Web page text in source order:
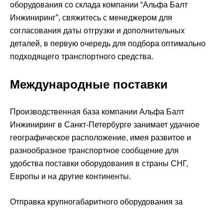
оборудования со склада компании “Альфа Балт
Инжиниринг”, свяжитесь с менеджером для
согласования даты отгрузки и дополнительных
деталей, в первую очередь для подбора оптимально
подходящего транспортного средства.
Международные поставки
Производственная база компании Альфа Балт
Инжиниринг в Санкт-Петербурге занимает удачное
географическое расположение, имея развитое и
разнообразное транспортное сообщение для
удобства поставки оборудования в страны СНГ,
Европы и на другие континенты.
Отправка крупногабаритного оборудования за